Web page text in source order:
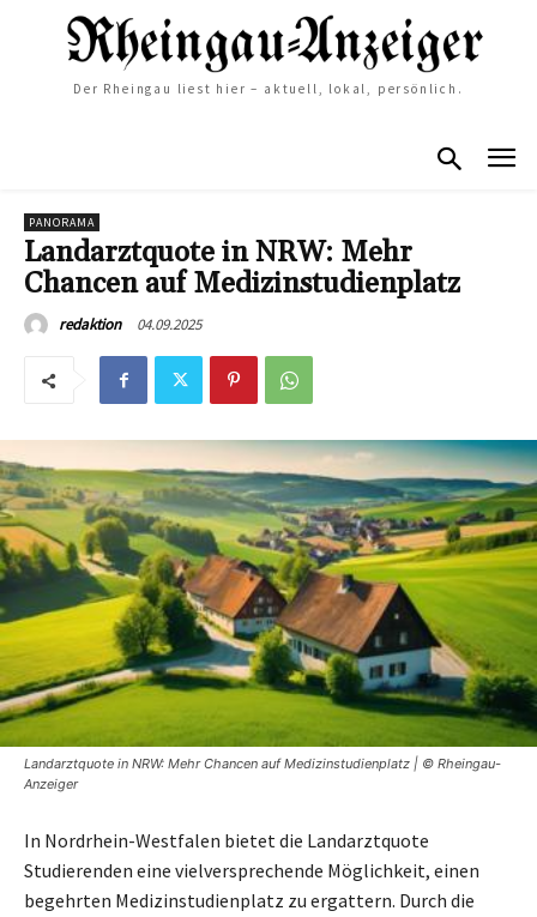
Der Rheingau liest hier – aktuell, lokal, persönlich.
PANORAMA
Landarztquote in NRW: Mehr
Chancen auf Medizinstudienplatz
redaktion 04.09.2025
Landarztquote in NRW: Mehr Chancen auf Medizinstudienplatz | © Rheingau-
Anzeiger
In Nordrhein-Westfalen bietet die Landarztquote
Studierenden eine vielversprechende Möglichkeit, einen
begehrten Medizinstudienplatz zu ergattern. Durch die